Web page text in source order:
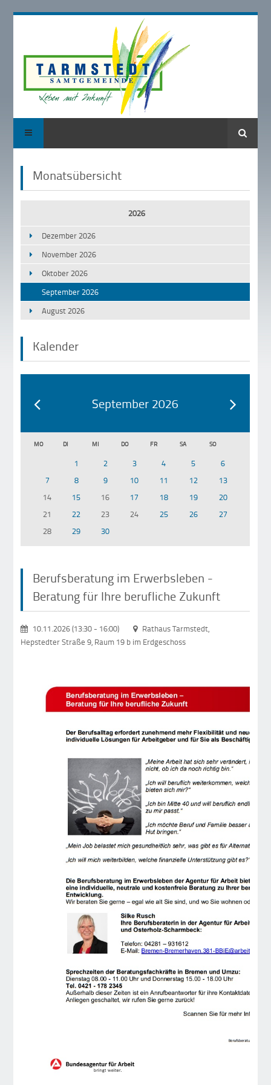
Suche
Monatsübersicht
2026
Dezember 2026
November 2026
Oktober 2026
September 2026
August 2026
Kalender
September 2026
MO DI MI DO FR SA SO
1 2 3 4 5
6
7
8 9 10 11 12
13
14
15 16 17 18 19
20
21
22 23 24 25 26
27
28
29 30
Berufsberatung im Erwerbsleben -
Beratung für Ihre berufliche Zukunft
10.11.2026 (13:30- 16:00)
Rathaus Tarmstedt,
Hepstedter Straße 9, Raum 19 b im Erdgeschoss